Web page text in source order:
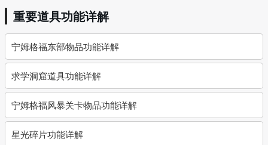
重要道具功能详解
宁姆格福东部物品功能详解
求学洞窟道具功能详解
宁姆格福风暴关卡物品功能详解
星光碎片功能详解